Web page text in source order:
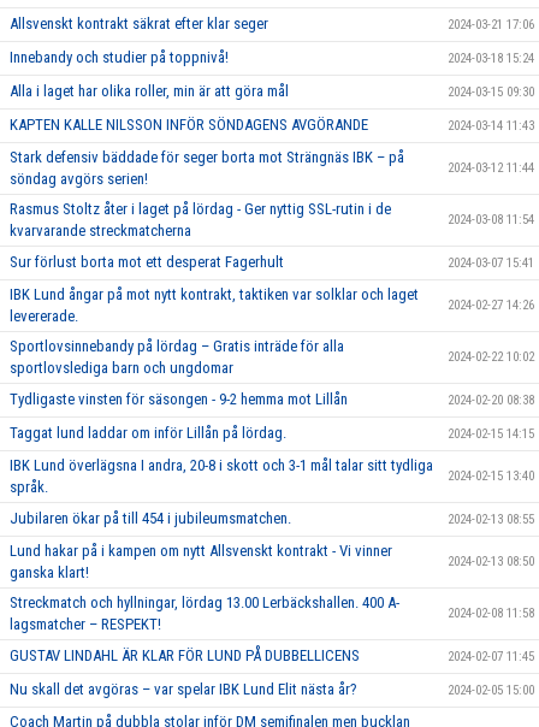
Allsvenskt kontrakt säkrat efter klar seger 2024-03-21 17:06
Innebandy och studier på toppnivå! 2024-03-18 15:24
Alla i laget har olika roller, min är att göra mål 2024-03-15 09:30
KAPTEN KALLE NILSSON INFÖR SÖNDAGENS AVGÖRANDE 2024-03-14 11:43
Stark defensiv bäddade för seger borta mot Strängnäs IBK – på
söndag avgörs serien!
2024-03-12 11:44
Rasmus Stoltz åter i laget på lördag - Ger nyttig SSL-rutin i de
kvarvarande streckmatcherna
2024-03-08 11:54
Sur förlust borta mot ett desperat Fagerhult 2024-03-07 15:41
IBK Lund ångar på mot nytt kontrakt, taktiken var solklar och laget
levererade.
2024-02-27 14:26
Sportlovsinnebandy på lördag – Gratis inträde för alla
sportlovslediga barn och ungdomar
2024-02-22 10:02
Tydligaste vinsten för säsongen - 9-2 hemma mot Lillån 2024-02-20 08:38
Taggat lund laddar om inför Lillån på lördag. 2024-02-15 14:15
IBK Lund överlägsna I andra, 20-8 i skott och 3-1 mål talar sitt tydliga
språk.
2024-02-15 13:40
Jubilaren ökar på till 454 i jubileumsmatchen. 2024-02-13 08:55
Lund hakar på i kampen om nytt Allsvenskt kontrakt - Vi vinner
ganska klart!
2024-02-13 08:50
Streckmatch och hyllningar, lördag 13.00 Lerbäckshallen. 400 A-
lagsmatcher – RESPEKT!
2024-02-08 11:58
GUSTAV LINDAHL ÄR KLAR FÖR LUND PÅ DUBBELLICENS 2024-02-07 11:45
Nu skall det avgöras – var spelar IBK Lund Elit nästa år? 2024-02-05 15:00
Coach Martin på dubbla stolar inför DM semifinalen men bucklan